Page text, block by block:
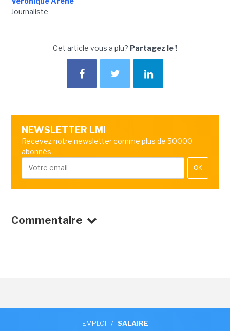
Journaliste
Cet article vous a plu? Partagez le !
NEWSLETTER LMI
Recevez notre newsletter comme plus de 50000
abonnés
OK
Commentaire
EMPLOI / SALAIRE